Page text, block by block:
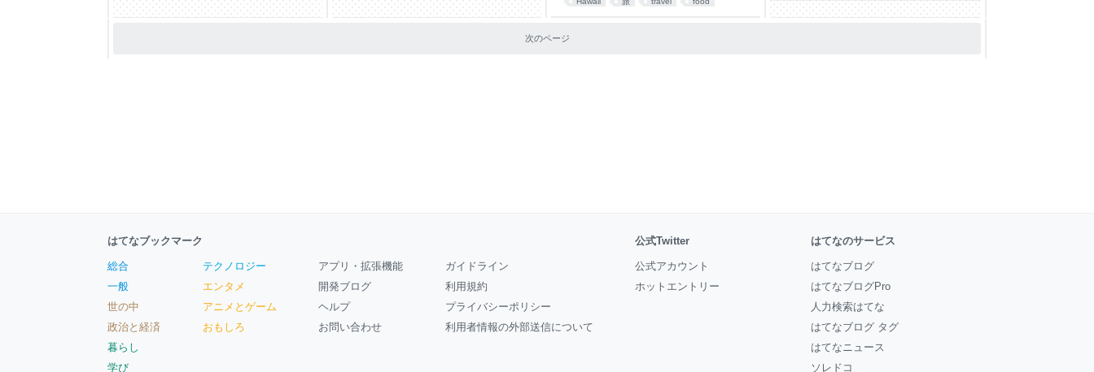
次のページ
はてなブックマーク
総合
一般
世の中
政治と経済
暮らし
学び
テクノロジー
エンタメ
アニメとゲーム
おもしろ
アプリ・拡張機能
開発ブログ
ヘルプ
お問い合わせ
ガイドライン
利用規約
プライバシーポリシー
利用者情報の外部送信について
公式Twitter
公式アカウント
ホットエントリー
はてなのサービス
はてなブログ
はてなブログPro
人力検索はてな
はてなブログ タグ
はてなニュース
ソレドコ